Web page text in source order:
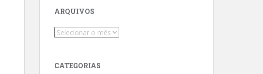
ARQUIVOS
Arquivos
CATEGORIAS